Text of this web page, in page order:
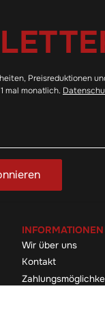
Preisreduktionen
mal monatlich.
INFORMATIONEN
Wir über uns
Kontakt